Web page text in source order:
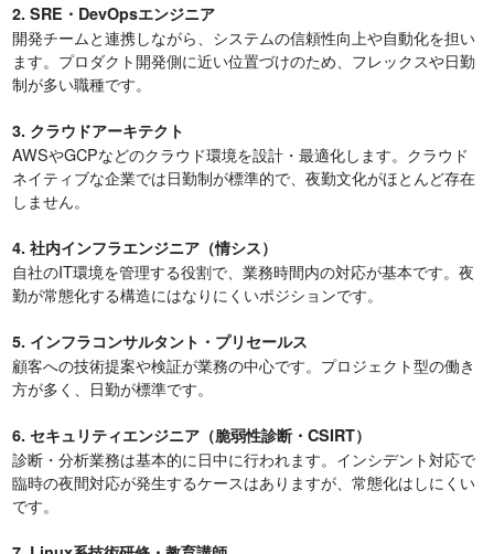
2. SRE・DevOpsエンジニア
開発チームと連携しながら、システムの信頼性向上や自動化を担い
ます。プロダクト開発側に近い位置づけのため、フレックスや日勤
制が多い職種です。
3. クラウドアーキテクト
AWSやGCPなどのクラウド環境を設計・最適化します。クラウド
ネイティブな企業では日勤制が標準的で、夜勤文化がほとんど存在
しません。
4. 社内インフラエンジニア（情シス）
自社のIT環境を管理する役割で、業務時間内の対応が基本です。夜
勤が常態化する構造にはなりにくいポジションです。
5. インフラコンサルタント・プリセールス
顧客への技術提案や検証が業務の中心です。プロジェクト型の働き
方が多く、日勤が標準です。
6. セキュリティエンジニア（脆弱性診断・CSIRT）
診断・分析業務は基本的に日中に行われます。インシデント対応で
臨時の夜間対応が発生するケースはありますが、常態化はしにくい
です。